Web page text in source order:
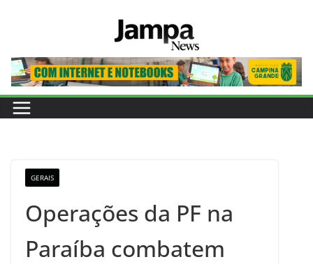
conteúdo
GERAIS
Operações da PF na
Paraíba combatem